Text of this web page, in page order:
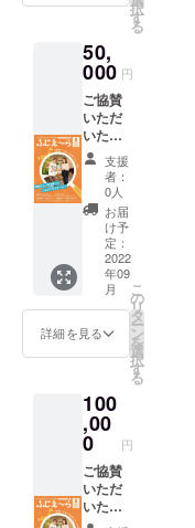
支援
時、必
ず備考
欄に掲
載を希
望され
るお名
前をご
記入下
さい。
定） に
させて
いただ
きま
す。 掲
載枠
54mm×
5mm 程
度（文
字の
み） ま
たプロ
ジェク
ト終了
後、お
礼文を
発送さ
せてい
時、必
ず備考
欄に掲
載を希
望され
るお名
前をご
択
す
る
50,
000 円
ご協賛
いただ
いた皆
さまの
お名前
を藤枝
地域情
報誌
「ふじ
え～
ら」
（10月
号 9月
20日発
行予
定） に
させて
いただ
きま
す。 掲
載枠
85mm×
10mm
程度
支援
者：
0人
お届
け予
定：
2022
年09
月
詳細を見る
こ
の
リ
タ
ー
ン
を
選
択
す
る
100
,00
0 円
ご協賛
いただ
いた皆
さまの